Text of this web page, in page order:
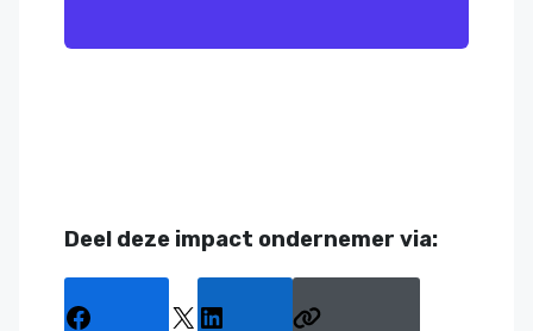
Deel deze impact ondernemer via: